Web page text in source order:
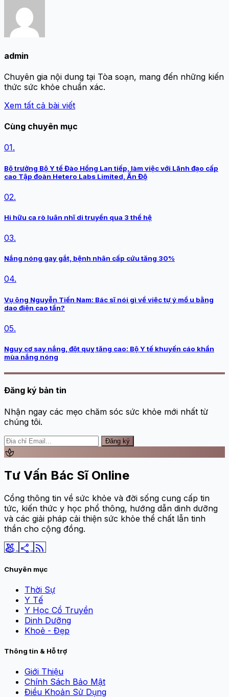
admin
Chuyên gia nội dung tại Tòa soạn, mang đến những kiến
thức sức khỏe chuẩn xác.
Xem tất cả bài viết
Cùng chuyên mục
01.
Bộ trưởng Bộ Y tế Đào Hồng Lan tiếp, làm việc với Lãnh đạo cấp
cao Tập đoàn Hetero Labs Limited, Ấn Độ
02.
Hi hữu ca rò luân nhĩ di truyền qua 3 thế hệ
03.
Nắng nóng gay gắt, bệnh nhân cấp cứu tăng 30%
04.
Vụ ông Nguyễn Tiến Nam: Bác sĩ nói gì về việc tự ý mổ u bằng
dao điện cao tần?
05.
Nguy cơ say nắng, đột quỵ tăng cao: Bộ Y tế khuyến cáo khẩn
mùa nắng nóng
Đăng ký bản tin
Nhận ngay các mẹo chăm sóc sức khỏe mới nhất từ
chúng tôi.
Đăng ký
spa
Tư Vấn Bác Sĩ Online
Cổng thông tin về sức khỏe và đời sống cung cấp tin
tức, kiến thức y học phổ thông, hướng dẫn dinh dưỡng
và các giải pháp cải thiện sức khỏe thể chất lẫn tinh
thần cho cộng đồng.
social_leaderboard share rss_feed
Chuyên mục
Thời Sự
Y Tế
Y Học Cổ Truyền
Dinh Dưỡng
Khoẻ - Đẹp
Thông tin & Hỗ trợ
Giới Thiệu
Chính Sách Bảo Mật
Điều Khoản Sử Dụng